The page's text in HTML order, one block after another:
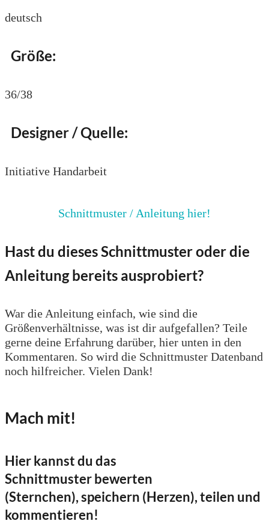
deutsch
Größe:
36/38
Designer / Quelle:
Initiative Handarbeit
Schnittmuster / Anleitung hier!
Hast du dieses Schnittmuster oder die
Anleitung bereits ausprobiert?
War die Anleitung einfach, wie sind die
Größenverhältnisse, was ist dir aufgefallen? Teile
gerne deine Erfahrung darüber, hier unten in den
Kommentaren. So wird die Schnittmuster Datenband
noch hilfreicher. Vielen Dank!
Mach mit!
Hier kannst du das
Schnittmuster bewerten
(Sternchen), speichern (Herzen), teilen und
kommentieren!